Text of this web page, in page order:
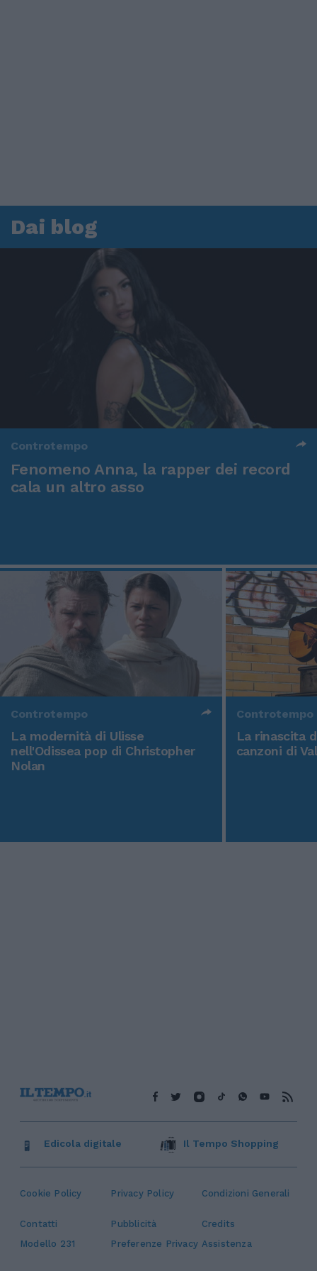
Dai blog
Controtempo
Fenomeno Anna, la rapper dei record
cala un altro asso
Controtempo
La modernità di Ulisse
nell'Odissea pop di Christopher
Nolan
Controtempo
La rinascita
canzoni di
Cookie Policy Privacy Policy Condizioni Generali
Contatti Pubblicità
Credits
Modello 231
Preferenze Privacy Assistenza
Edicola digitale Il Tempo Shopping